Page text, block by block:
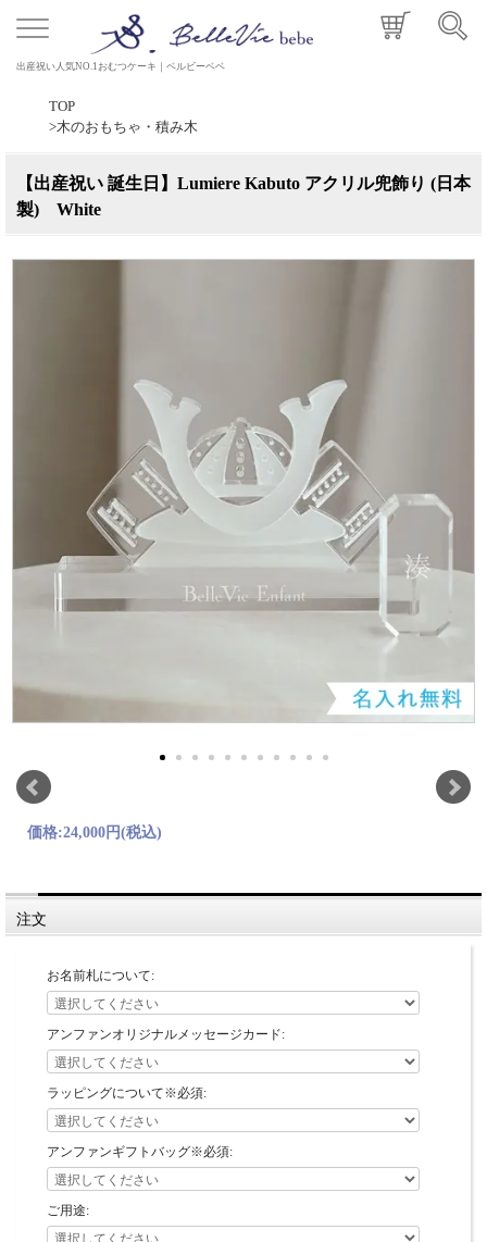
出産祝い人気NO.1おむつケーキ｜ベルビーベベ
TOP
>木のおもちゃ・積み木
【出産祝い 誕生日】Lumiere Kabuto アクリル兜飾り (日本
製) White
価格:24,000円(税込)
注文
お名前札について:
アンファンオリジナルメッセージカード:
ラッピングについて※必須:
アンファンギフトバッグ※必須:
ご用途: